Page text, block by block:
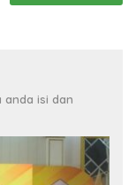
anda isi dan